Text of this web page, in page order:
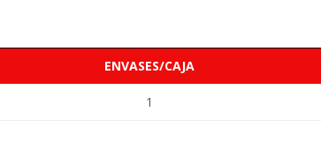
ENVASES/CAJA
1